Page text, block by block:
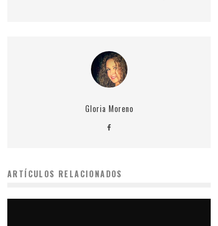
Gloria Moreno
ARTÍCULOS RELACIONADOS